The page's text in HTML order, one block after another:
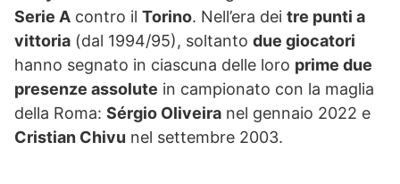
Serie A contro il Torino. Nell’era dei tre punti a
vittoria (dal 1994/95), soltanto due giocatori
hanno segnato in ciascuna delle loro prime due
presenze assolute in campionato con la maglia
della Roma: Sérgio Oliveira nel gennaio 2022 e
Cristian Chivu nel settembre 2003.